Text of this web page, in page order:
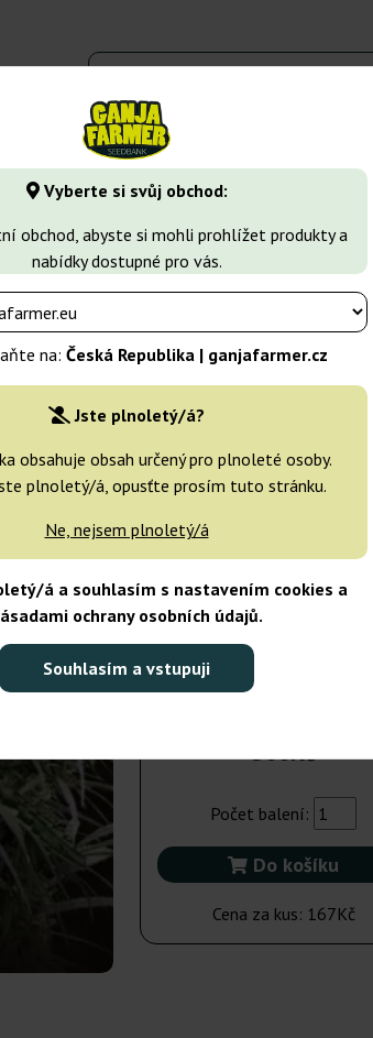
Vyberte si svůj obchod:
obchod, abyste si mohli prohlížet produkty a
nabídky dostupné pro vás.
na: Česká Republika | ganjafarmer.cz
Jste plnoletý/á?
obsahuje obsah určený pro plnoleté osoby.
plnoletý/á, opusťte prosím tuto stránku.
Ne, nejsem plnoletý/á
á a souhlasím s nastavením cookies a
ochrany osobních údajů.
Souhlasím a vstupuji
Druhy marihuany
Ace Seeds
3 semena
Odeslání do 3-7
5 semen
Odeslání do 3-7
dnů
500Kč
Počet balení:
Do košíku
Cena za kus: 167Kč